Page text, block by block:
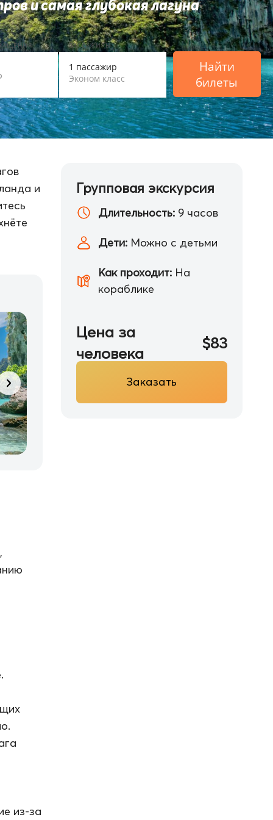
и самая глубокая лагуна
ПАССАЖИРЫ
1 пассажир
Эконом класс
Найти
билеты
и
из-за
Групповая экскурсия
Длительность: 9 часов
Дети: Можно с детьми
Как проходит: На
кораблике
Цена за
человека
$83
Заказать